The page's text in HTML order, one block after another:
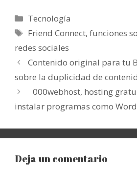
Categorías
Tecnología
Etiquetas
Friend Connect,funciones
redes sociales
Contenido original para tu
sobre la duplicidad de
000webhost, hosting
instalar programas como
Deja un comentario